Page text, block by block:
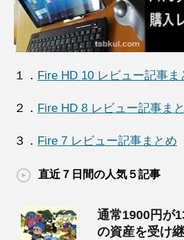
１． Fire HD 10 レビュー記事ま
２． Fire HD 8 レビュー記事ま
３． Fire 7 レビュー記事まとめ
直近７日間の人気５記事
通常1900円が
の資産を受け